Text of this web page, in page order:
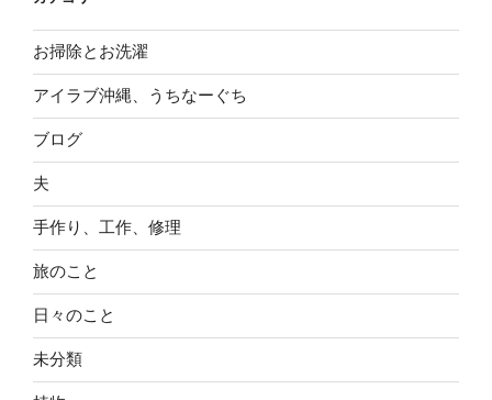
お掃除とお洗濯
アイラブ沖縄、うちなーぐち
ブログ
夫
手作り、工作、修理
旅のこと
日々のこと
未分類